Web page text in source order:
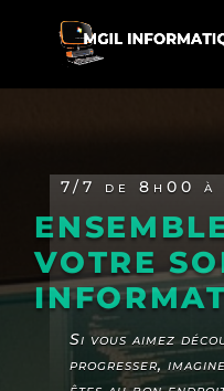
7/7 de 8h00 à
VOTRE
Si vous aimez
progresser,